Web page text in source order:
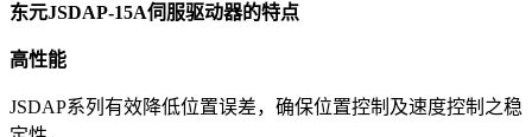
东元JSDAP-15A伺服驱动器的特点
高性能
JSDAP系列有效降低位置误差，确保位置控制及速度控制之稳